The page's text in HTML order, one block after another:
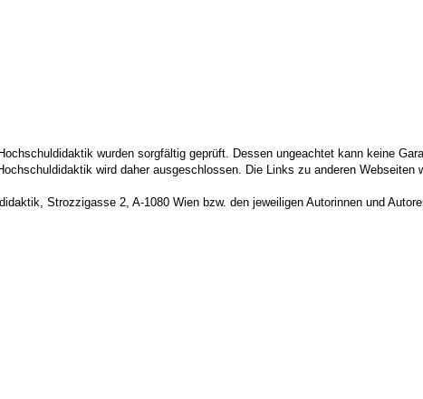
wurden sorgfältig geprüft. Dessen ungeachtet kann keine
wird daher ausgeschlossen. Die Links zu anderen
Strozzigasse 2, A-1080 Wien bzw. den jeweiligen Autorinnen und